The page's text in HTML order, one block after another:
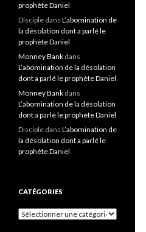
prophète Daniel
Disciple dans L’abomination de
la désolation dont a parlé le
prophète Daniel
Monney Bank dans
L’abomination de la désolation
dont a parlé le prophète Daniel
Monney Bank dans
L’abomination de la désolation
dont a parlé le prophète Daniel
Disciple dans L’abomination de
la désolation dont a parlé le
prophète Daniel
CATÉGORIES
Catégories